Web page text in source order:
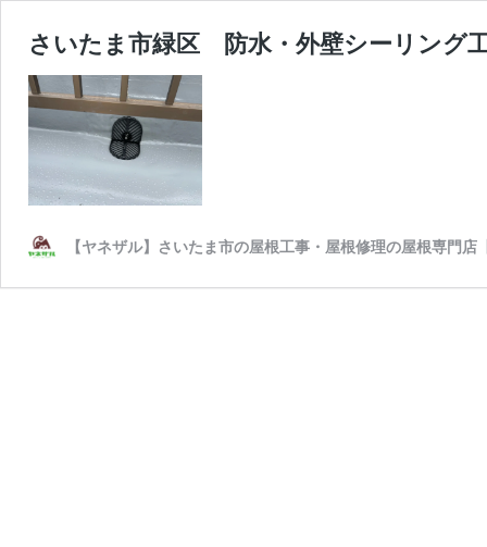
さいたま市緑区 防水・外壁シーリング
【ヤネザル】さいたま市の屋根工事・屋根修理の屋根専門店